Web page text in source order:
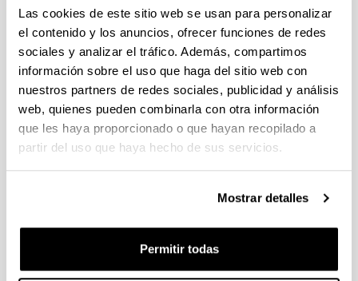
Las cookies de este sitio web se usan para personalizar
el contenido y los anuncios, ofrecer funciones de redes
sociales y analizar el tráfico. Además, compartimos
información sobre el uso que haga del sitio web con
nuestros partners de redes sociales, publicidad y análisis
web, quienes pueden combinarla con otra información
que les haya proporcionado o que hayan recopilado a
partir del uso que haya hecho de sus servicios.
Mostrar detalles
Permitir todas
FUNDACION LA CAIXA JUNIOR LEADER RETAINING
PROGRAMME 2027
Trámite abierto
CONVOCATORIA PARA LA CONTRATACIÓN DE
PERSONAL INVESTIGADOR DOCTOR EN LA UPV/EHU
(2026)
Trámite abierto (Plazo de presentación de solicitudes: 03/06/2026 -
16/07/2026: Listado provisional de solicitudes admitidas y
excluidas para evaluación. Plazo alegaciones: del 17/07/2026
CONVOCATORIA 2026-I PARA LA CONTRATACIÓN DE
PERSONAL INVESTIGADOR EN FORMACIÓN EN LA EHU